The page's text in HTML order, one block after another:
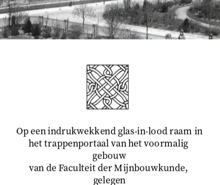
Op een indrukwekkend glas-in-lood raam in
het trappenportaal van het voormalig
gebouw
van de Faculteit der Mijnbouwkunde,
gelegen